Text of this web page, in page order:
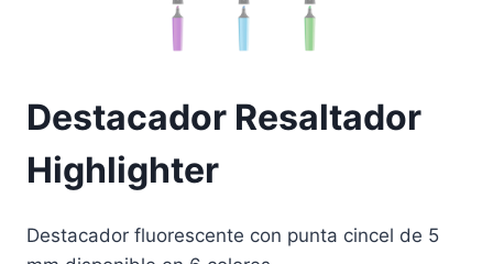
Destacador Resaltador
Highlighter
Destacador fluorescente con punta cincel de 5